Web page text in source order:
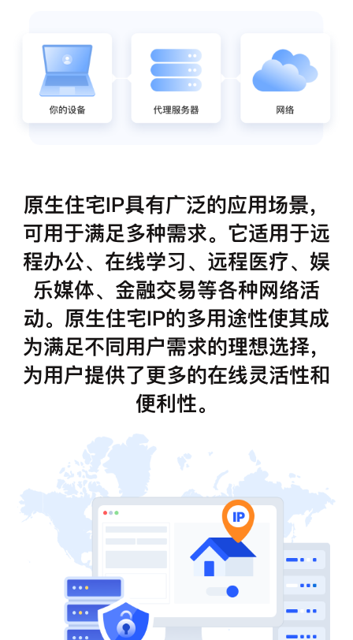
原生住宅IP具有广泛的应用场景，
可用于满足多种需求。它适用于远
程办公、在线学习、远程医疗、娱
乐媒体、金融交易等各种网络活
动。原生住宅IP的多用途性使其成
为满足不同用户需求的理想选择，
为用户提供了更多的在线灵活性和
便利性。